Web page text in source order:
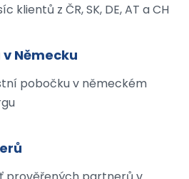
klientů z ČR, SK, DE, AT a CH
Německu
pobočku v německém